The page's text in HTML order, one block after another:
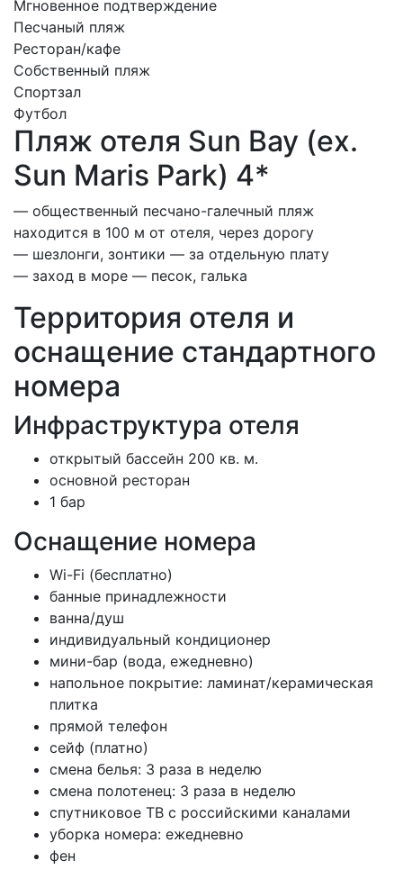
Мгновенное подтверждение
Песчаный пляж
Ресторан/кафе
Собственный пляж
Спортзал
Футбол
Пляж отеля Sun Bay (ex.
Sun Maris Park) 4*
— общественный песчано-галечный пляж
находится в 100 м от отеля, через дорогу
— шезлонги, зонтики — за отдельную плату
— заход в море — песок, галька
Территория отеля и
оснащение стандартного
номера
Инфраструктура отеля
открытый бассейн 200 кв. м.
основной ресторан
1 бар
Оснащение номера
Wi-Fi (бесплатно)
банные принадлежности
ванна/душ
индивидуальный кондиционер
мини-бар (вода, ежедневно)
напольное покрытие: ламинат/керамическая
плитка
прямой телефон
сейф (платно)
смена белья: 3 раза в неделю
смена полотенец: 3 раза в неделю
спутниковое ТВ с российскими каналами
уборка номера: ежедневно
фен